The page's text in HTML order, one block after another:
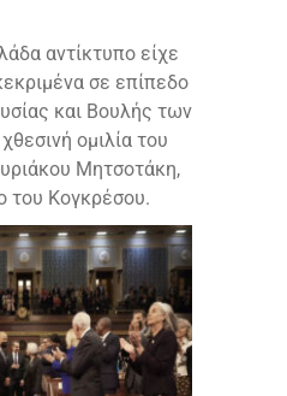
αντίκτυπο είχε
σε επίπεδο
και Βουλής των
ομιλία του
Μητσοτάκη,
του Κογκρέσου.